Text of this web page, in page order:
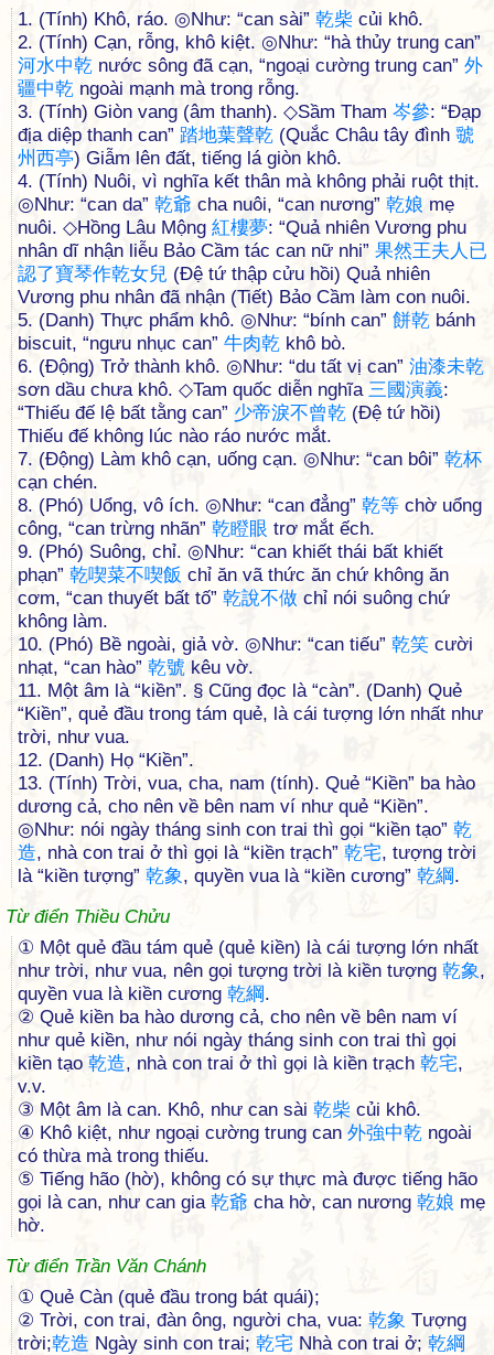
1. (Tính) Khô, ráo. ◎Như: “can sài” 乾柴 củi khô.
2. (Tính) Cạn, rỗng, khô kiệt. ◎Như: “hà thủy trung can”
河水中乾 nước sông đã cạn, “ngoại cường trung can” 外
疆中乾 ngoài mạnh mà trong rỗng.
3. (Tính) Giòn vang (âm thanh). ◇Sầm Tham 岑參: “Đạp
địa diệp thanh can” 踏地葉聲乾 (Quắc Châu tây đình 虢
州 西亭) Giẫm lên đất, tiếng lá giòn khô.
4. (Tính) Nuôi, vì nghĩa kết thân mà không phải ruột thịt.
◎Như: “can da” 乾爺 cha nuôi, “can nương” 乾娘 mẹ
nuôi. ◇Hồng Lâu Mộng 紅樓夢: “Quả nhiên Vương phu
nhân dĩ nhận liễu Bảo Cầm tác can nữ nhi” 果然王夫 人 已
認了寶琴作乾女兒 (Đệ tứ thập cửu hồi) Quả nhiên
Vương phu nhân đã nhận (Tiết) Bảo Cầm làm con nuôi.
5. (Danh) Thực phẩm khô. ◎Như: “bính can” 餅乾 bánh
biscuit, “ngưu nhục can” 牛肉乾 khô bò.
6. (Động) Trở thành khô. ◎Như: “du tất vị can” 油漆未乾
sơn dầu chưa khô. ◇Tam quốc diễn nghĩa 三國演義:
“Thiếu đế lệ bất tằng can” 少帝淚不曾乾 (Đệ tứ hồi)
Thiếu đế không lúc nào ráo nước mắt.
7. (Động) Làm khô cạn, uống cạn. ◎Như: “can bôi” 乾杯
cạn chén.
8. (Phó) Uổng, vô ích. ◎Như: “can đẳng” 乾等 chờ uổng
công, “can trừng nhãn” 乾瞪眼 trơ mắt ếch.
9. (Phó) Suông, chỉ. ◎Như: “can khiết thái bất khiết
phạn” 乾喫菜不喫飯 chỉ ăn vã thức ăn chứ không ăn
cơm, “can thuyết bất tố” 乾說不做 chỉ nói suông chứ
không làm.
10. (Phó) Bề ngoài, giả vờ. ◎Như: “can tiếu” 乾笑 cười
nhạt, “can hào” 乾號 kêu vờ.
11. Một âm là “kiền”. § Cũng đọc là “càn”. (Danh) Quẻ
“Kiền”, quẻ đầu trong tám quẻ, là cái tượng lớn nhất như
trời, như vua.
12. (Danh) Họ “Kiền”.
13. (Tính) Trời, vua, cha, nam (tính). Quẻ “Kiền” ba hào
dương cả, cho nên về bên nam ví như quẻ “Kiền”.
◎Như: nói ngày tháng sinh con trai thì gọi “kiền tạo” 乾
造, nhà con trai ở thì gọi là “kiền trạch” 乾宅, tượng trời
là “kiền tượng” 乾象, quyền vua là “kiền cương” 乾綱.
Từ điển Thiều Chửu
① Một quẻ đầu tám quẻ (quẻ kiền) là cái tượng lớn nhất
như trời, như vua, nên gọi tượng trời là kiền tượng 乾象,
quyền vua là kiền cương 乾綱.
② Quẻ kiền ba hào dương cả, cho nên về bên nam ví
như quẻ kiền, như nói ngày tháng sinh con trai thì gọi
kiền tạo 乾造, nhà con trai ở thì gọi là kiền trạch 乾宅,
v.v.
③ Một âm là can. Khô, như can sài 乾柴 củi khô.
④ Khô kiệt, như ngoại cường trung can 外強中乾 ngoài
có thừa mà trong thiếu.
⑤ Tiếng hão (hờ), không có sự thực mà được tiếng hão
gọi là can, như can gia 乾爺 cha hờ, can nương 乾娘 mẹ
hờ.
Từ điển Trần Văn Chánh
① Quẻ Càn (quẻ đầu trong bát quái);
② Trời, con trai, đàn ông, người cha, vua: 乾象 Tượng
trời;乾造 Ngày sinh con trai; 乾宅 Nhà con trai ở; 乾綱